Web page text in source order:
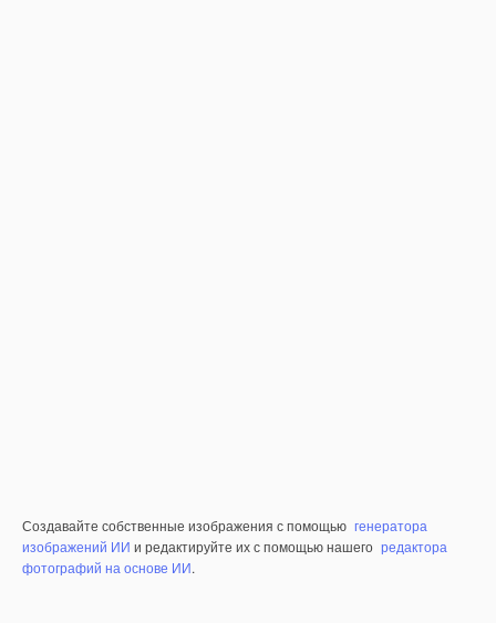
Создавайте собственные изображения с помощью генератора
изображений ИИ и редактируйте их с помощью нашего редактора
фотографий на основе ИИ.